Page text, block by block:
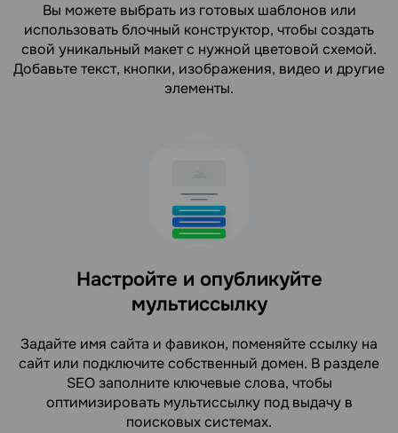
Вы можете выбрать из готовых шаблонов или
использовать блочный конструктор, чтобы создать
свой уникальный макет с нужной цветовой схемой.
Добавьте текст, кнопки, изображения, видео и другие
элементы.
Настройте и опубликуйте
мультиссылку
Задайте имя сайта и фавикон, поменяйте ссылку на
сайт или подключите собственный домен. В разделе
SEO заполните ключевые слова, чтобы
оптимизировать мультиссылку под выдачу в
поисковых системах.